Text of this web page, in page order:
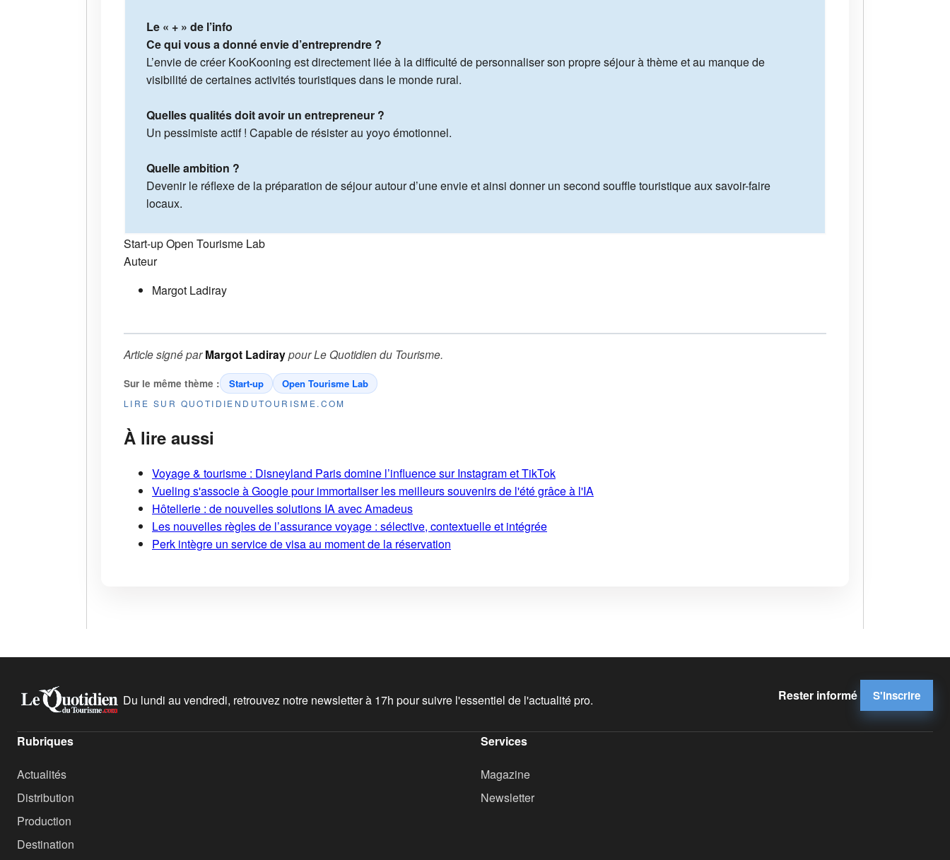
Le « + » de l’info
Ce qui vous a donné envie d’entreprendre ?
L’envie de créer KooKooning est directement liée à la difficulté de personnaliser son propre séjour à thème et au manque de
visibilité de certaines activités touristiques dans le monde rural.
Quelles qualités doit avoir un entrepreneur ?
Un pessimiste actif ! Capable de résister au yoyo émotionnel.
Quelle ambition ?
Devenir le réflexe de la préparation de séjour autour d’une envie et ainsi donner un second souffle touristique aux savoir-faire
locaux.
Start-upOpen Tourisme Lab
Auteur
Margot Ladiray
Article signé parMargot LadiraypourLe Quotidien du Tourisme.
Sur le même thème : Start-up Open Tourisme Lab
LIRE SUR QUOTIDIENDUTOURISME.COM
À lire aussi
Voyage & tourisme : Disneyland Paris domine l’influence sur Instagram et TikTok
Vueling s'associe à Google pour immortaliser les meilleurs souvenirs de l'été grâce à l'IA
Hôtellerie : de nouvelles solutions IA avec Amadeus
Les nouvelles règles de l’assurance voyage : sélective, contextuelle et intégrée
Perk intègre un service de visa au moment de la réservation
Du lundi au vendredi, retrouvez notre newsletter à 17h pour suivre l'essentiel de l'actualité pro. Rester informé S'inscrire
Rubriques
Actualités
Distribution
Production
Destination
Services
Magazine
Newsletter